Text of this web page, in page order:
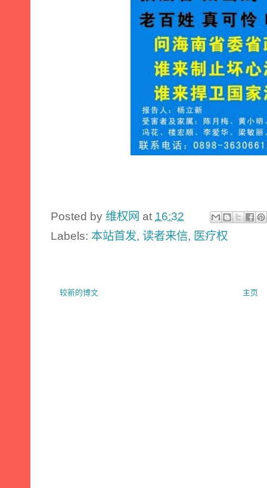
Posted by 维权网 at 16:32
Labels: 本站首发, 读者来信, 医疗权
较新的博文 主页